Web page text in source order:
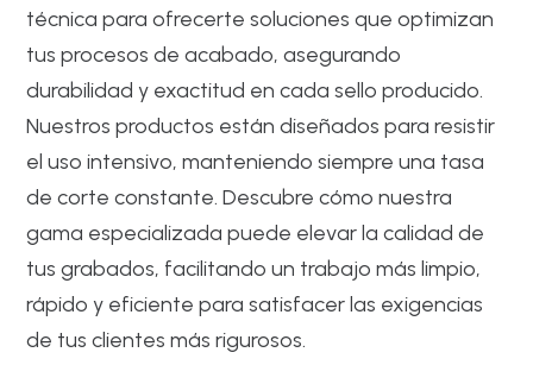
técnica para ofrecerte soluciones que optimizan
tus procesos de acabado, asegurando
durabilidad y exactitud en cada sello producido.
Nuestros productos están diseñados para resistir
el uso intensivo, manteniendo siempre una tasa
de corte constante. Descubre cómo nuestra
gama especializada puede elevar la calidad de
tus grabados, facilitando un trabajo más limpio,
rápido y eficiente para satisfacer las exigencias
de tus clientes más rigurosos.